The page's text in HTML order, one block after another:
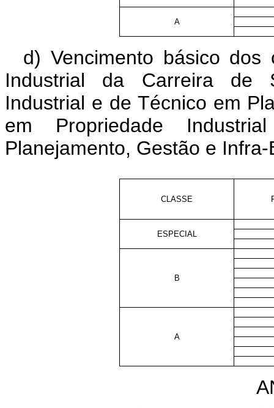
A
d) Vencimento básico dos
Industrial da Carreira de
Industrial e de Técnico em
em Propriedade
Planejamento, Gestão e
CLASSE
ESPECIAL
B
A